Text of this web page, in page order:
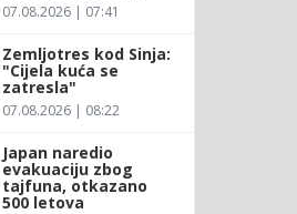
07.08.2026 | 07:41
Zemljotres kod Sinja:
"Cijela kuća se
zatresla"
07.08.2026 | 08:22
Japan naredio
evakuaciju zbog
tajfuna, otkazano
500 letova